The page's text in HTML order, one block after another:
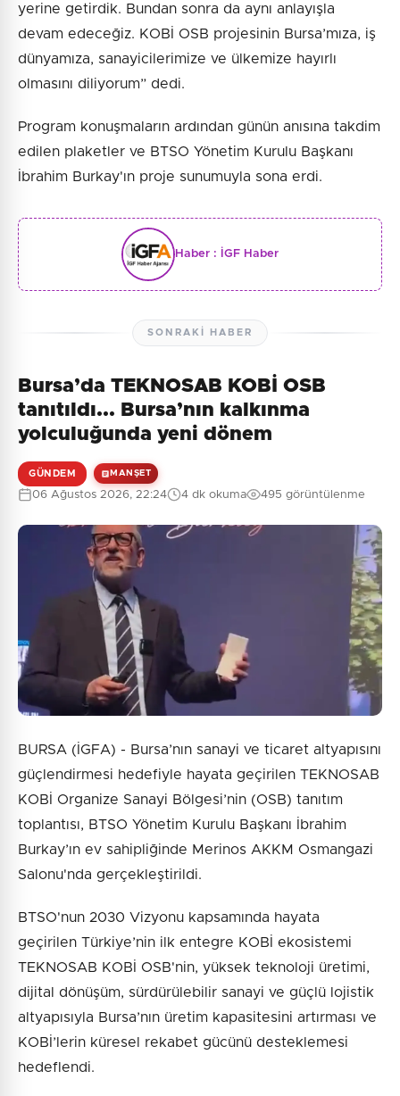
yerine getirdik. Bundan sonra da aynı anlayışla
devam edeceğiz. KOBİ OSB projesinin Bursa’mıza, iş
dünyamıza, sanayicilerimize ve ülkemize hayırlı
olmasını diliyorum” dedi.
Program konuşmaların ardından günün anısına takdim
edilen plaketler ve BTSO Yönetim Kurulu Başkanı
İbrahim Burkay'ın proje sunumuyla sona erdi.
Haber : İGF Haber
SONRAKI HABER
Bursa’da TEKNOSAB KOBİ OSB
tanıtıldı... Bursa’nın kalkınma
yolculuğunda yeni dönem
GÜNDEM MANŞET
06 Ağustos 2026, 22:24 4 dk okuma 495 görüntülenme
BURSA (İGFA) - Bursa’nın sanayi ve ticaret altyapısını
güçlendirmesi hedefiyle hayata geçirilen TEKNOSAB
KOBİ Organize Sanayi Bölgesi’nin (OSB) tanıtım
toplantısı, BTSO Yönetim Kurulu Başkanı İbrahim
Burkay’ın ev sahipliğinde Merinos AKKM Osmangazi
Salonu'nda gerçekleştirildi.
BTSO'nun 2030 Vizyonu kapsamında hayata
geçirilen Türkiye’nin ilk entegre KOBİ ekosistemi
TEKNOSAB KOBİ OSB'nin, yüksek teknoloji üretimi,
dijital dönüşüm, sürdürülebilir sanayi ve güçlü lojistik
altyapısıyla Bursa’nın üretim kapasitesini artırması ve
KOBİ’lerin küresel rekabet gücünü desteklemesi
hedeflendi.